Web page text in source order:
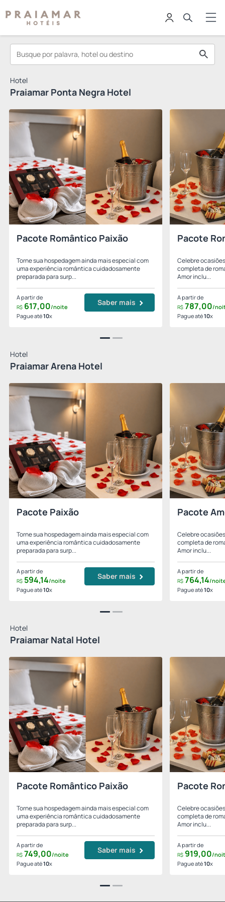
Hotel
Praiamar Ponta Negra Hotel
Pacote Romântico Paixão
Torne sua hospedagem ainda mais especial com
uma experiência romântica cuidadosamente
preparada para surp...
A partir de
R$ 617,00/noite
Pague até10x
Saber mais
Pacote
Celebre
completa de
Amor inclu...
A partir de
R$ 787,00/
Pague até10x
Hotel
Praiamar Arena Hotel
Pacote Paixão
Torne sua hospedagem ainda mais especial com
uma experiência romântica cuidadosamente
preparada para surp...
A partir de
R$ 594,14/noite
Pague até10x
Saber mais
Pacote
Celebre
completa de
Amor inclu...
A partir de
R$ 764,14/
Pague até10x
Hotel
Praiamar Natal Hotel
Pacote Romântico Paixão
Torne sua hospedagem ainda mais especial com
uma experiência romântica cuidadosamente
preparada para surp...
A partir de
R$ 749,00/noite
Pague até10x
Saber mais
Pacote
Celebre
completa de
Amor inclu...
A partir de
R$ 919,00/
Pague até10x